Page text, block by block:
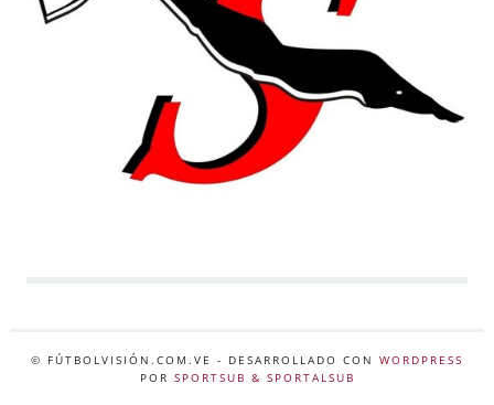
© FÚTBOLVISIÓN.COM.VE - DESARROLLADO CON WORDPRESS
POR SPORTSUB & SPORTALSUB